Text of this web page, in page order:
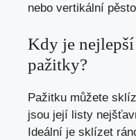
nebo vertikální
Kdy je nejlepší
pažitky?
Pažitku můžete
jsou její listy
Ideální je sklízet